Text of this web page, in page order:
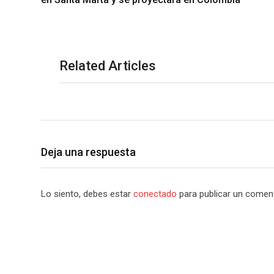
Related Articles
Deja una respuesta
Lo siento, debes estar conectado para publicar un